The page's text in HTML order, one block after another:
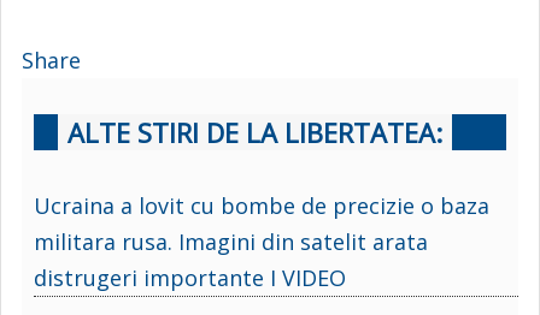
Share
ALTE STIRI DE LA LIBERTATEA:
Ucraina a lovit cu bombe de precizie o baza
militara rusa. Imagini din satelit arata
distrugeri importante I VIDEO